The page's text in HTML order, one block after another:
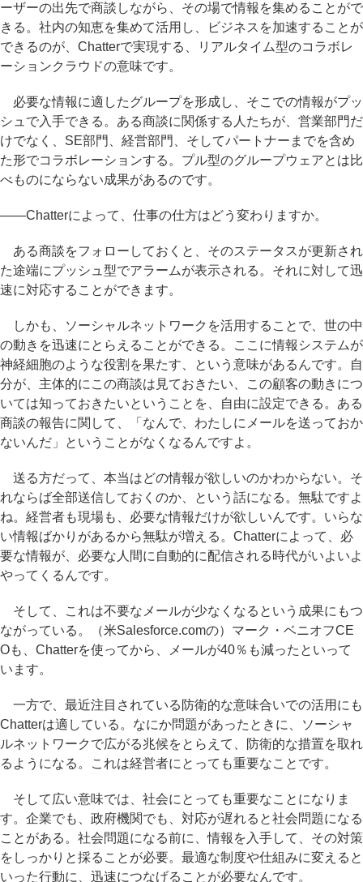
ーザーの出先で商談しながら、その場で情報を集めることがで
きる。社内の知恵を集めて活用し、ビジネスを加速することが
できるのが、Chatterで実現する、リアルタイム型のコラボレ
ーションクラウドの意味です。
必要な情報に適したグループを形成し、そこでの情報がプッ
シュで入手できる。ある商談に関係する人たちが、営業部門だ
けでなく、SE部門、経営部門、そしてパートナーまでを含め
た形でコラボレーションする。プル型のグループウェアとは比
べものにならない成果があるのです。
――Chatterによって、仕事の仕方はどう変わりますか。
ある商談をフォローしておくと、そのステータスが更新され
た途端にプッシュ型でアラームが表示される。それに対して迅
速に対応することができます。
しかも、ソーシャルネットワークを活用することで、世の中
の動きを迅速にとらえることができる。ここに情報システムが
神経細胞のような役割を果たす、という意味があるんです。自
分が、主体的にこの商談は見ておきたい、この顧客の動きにつ
いては知っておきたいということを、自由に設定できる。ある
商談の報告に関して、「なんで、わたしにメールを送っておか
ないんだ」ということがなくなるんですよ。
送る方だって、本当はどの情報が欲しいのかわからない。そ
れならば全部送信しておくのか、という話になる。無駄ですよ
ね。経営者も現場も、必要な情報だけが欲しいんです。いらな
い情報ばかりがあるから無駄が増える。Chatterによって、必
要な情報が、必要な人間に自動的に配信される時代がいよいよ
やってくるんです。
そして、これは不要なメールが少なくなるという成果にもつ
ながっている。（米Salesforce.comの）マーク・ベニオフCE
Oも、Chatterを使ってから、メールが40％も減ったといって
います。
一方で、最近注目されている防衛的な意味合いでの活用にも
Chatterは適している。なにか問題があったときに、ソーシャ
ルネットワークで広がる兆候をとらえて、防衛的な措置を取れ
るようになる。これは経営者にとっても重要なことです。
そして広い意味では、社会にとっても重要なことになりま
す。企業でも、政府機関でも、対応が遅れると社会問題になる
ことがある。社会問題になる前に、情報を入手して、その対策
をしっかりと採ることが必要。最適な制度や仕組みに変えると
いった行動に、迅速につなげることが必要なんです。